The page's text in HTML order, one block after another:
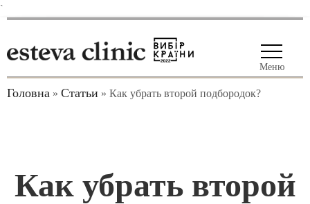
`
Меню
Головна » Статьи » Как убрать второй подбородок?
Как убрать второй